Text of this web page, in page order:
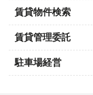
賃貸物件検索
賃貸管理委託
駐車場経営